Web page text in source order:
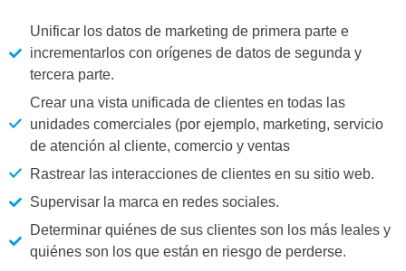
Unificar los datos de marketing de primera parte e
incrementarlos con orígenes de datos de segunda y
tercera parte.
Crear una vista unificada de clientes en todas las
unidades comerciales (por ejemplo, marketing, servicio
de atención al cliente, comercio y ventas
Rastrear las interacciones de clientes en su sitio web.
Supervisar la marca en redes sociales.
Determinar quiénes de sus clientes son los más leales y
quiénes son los que están en riesgo de perderse.